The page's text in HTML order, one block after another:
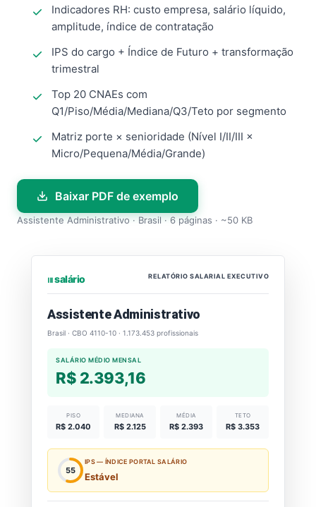
Indicadores RH: custo empresa, salário líquido,
amplitude, índice de contratação
IPS do cargo + Índice de Futuro + transformação
trimestral
Top 20 CNAEs com
Q1/Piso/Média/Mediana/Q3/Teto por segmento
Matriz porte × senioridade (Nível I/II/III ×
Micro/Pequena/Média/Grande)
Baixar PDF de exemplo
Assistente Administrativo · Brasil · 6 páginas · ~50 KB
⏐⏐⏐ salário RELATÓRIO SALARIAL EXECUTIVO
Assistente Administrativo
Brasil · CBO 4110-10 · 1.173.453 profissionais
SALÁRIO MÉDIO MENSAL
R$ 2.393,16
PISO
R$ 2.040
MEDIANA
R$ 2.125
MÉDIA
R$ 2.393
TETO
R$ 3.353
55
IPS — ÍNDICE PORTAL SALÁRIO
Estável